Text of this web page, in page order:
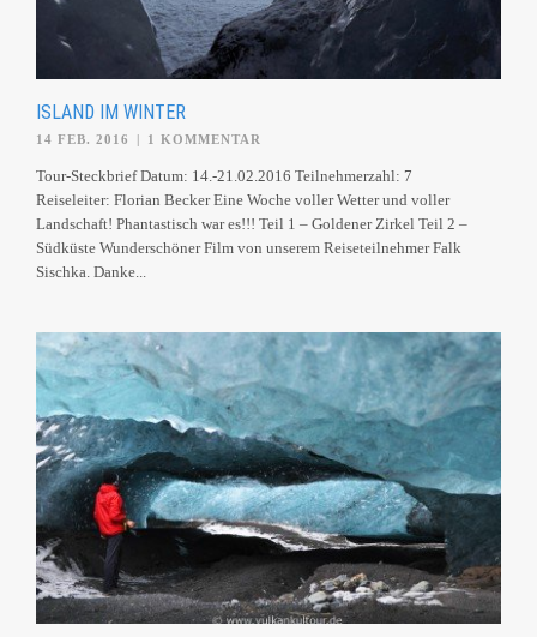
ISLAND IM WINTER
14 FEB. 2016 1 KOMMENTAR
Tour-Steckbrief Datum: 14.-21.02.2016 Teilnehmerzahl: 7
Reiseleiter: Florian Becker Eine Woche voller Wetter und voller
Landschaft! Phantastisch war es!!! Teil 1 – Goldener Zirkel Teil 2 –
Südküste Wunderschöner Film von unserem Reiseteilnehmer Falk
Sischka. Danke...